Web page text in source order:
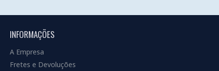
INFORMAÇÕES
A Empresa
Fretes e Devoluções